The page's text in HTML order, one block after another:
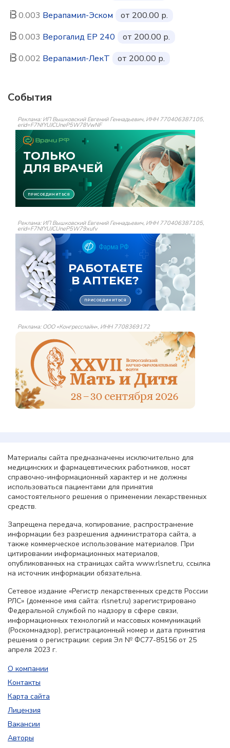
0.003 Верапамил-Эском
от 200.00 р.
0.003 Верогалид ЕР 240
от 200.00 р.
0.002 Верапамил-ЛекТ от 200.00 р.
События
Реклама: ИП Вышковский Евгений Геннадьевич, ИНН 770406387105,
erid=F7NfYUJCUneP5W78VwNF
Реклама: ИП Вышковский Евгений Геннадьевич, ИНН 770406387105,
erid=F7NfYUJCUneP5W79xufv
Реклама: ООО «Конгресслайн», ИНН 7708369172
Материалы сайта предназначены исключительно для
медицинских и фармацевтических работников, носят
справочно-информационный характер и не должны
использоваться пациентами для принятия
самостоятельного решения о применении лекарственных
средств.
Запрещена передача, копирование, распространение
информации без разрешения администратора сайта, а
также коммерческое использование материалов. При
цитировании информационных материалов,
опубликованных на страницах сайта www.rlsnet.ru, ссылка
на источник информации обязательна.
Сетевое издание «Регистр лекарственных средств России
РЛС» (доменное имя сайта: rlsnet.ru) зарегистрировано
Федеральной службой по надзору в сфере связи,
информационных технологий и массовых коммуникаций
(Роскомнадзор), регистрационный номер и дата принятия
решения о регистрации: серия Эл № ФС77-85156 от 25
апреля 2023 г.
О компании
Контакты
Карта сайта
Лицензия
Вакансии
Авторы